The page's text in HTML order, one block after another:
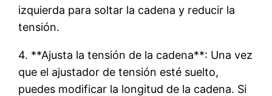
izquierda para soltar la cadena y reducir la
tensión.
4. **Ajusta la tensión de la cadena**: Una vez
que el ajustador de tensión esté suelto,
puedes modificar la longitud de la cadena. Si